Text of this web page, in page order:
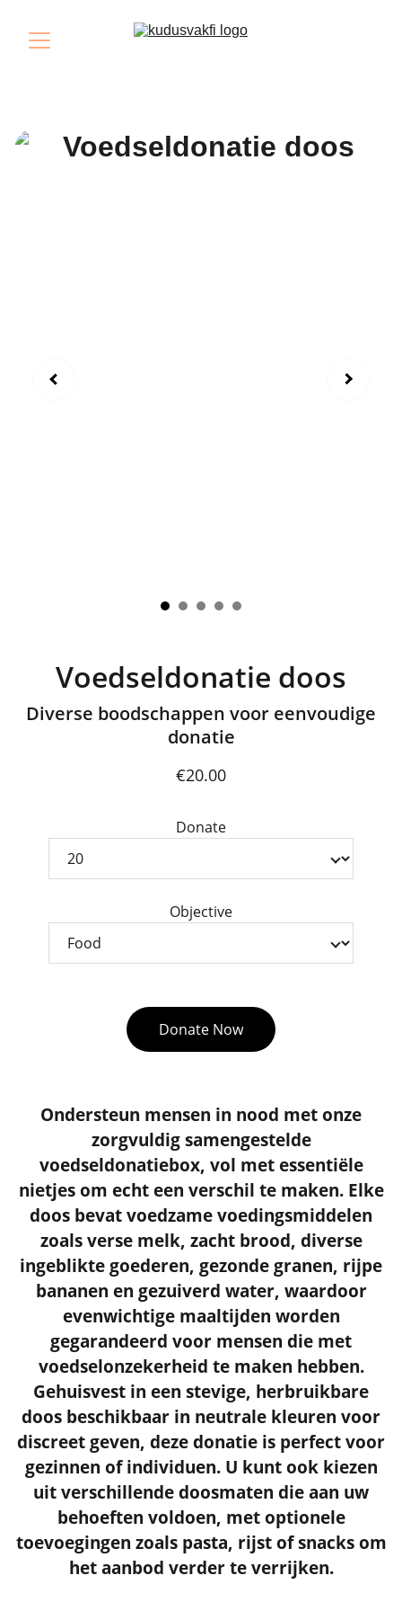
Voedseldonatie doos
Diverse boodschappen voor eenvoudige
donatie
€20.00
Donate
Objective
Donate Now
Ondersteun mensen in nood met onze
zorgvuldig samengestelde
voedseldonatiebox, vol met essentiële
nietjes om echt een verschil te maken. Elke
doos bevat voedzame voedingsmiddelen
zoals verse melk, zacht brood, diverse
ingeblikte goederen, gezonde granen, rijpe
bananen en gezuiverd water, waardoor
evenwichtige maaltijden worden
gegarandeerd voor mensen die met
voedselonzekerheid te maken hebben.
Gehuisvest in een stevige, herbruikbare
doos beschikbaar in neutrale kleuren voor
discreet geven, deze donatie is perfect voor
gezinnen of individuen. U kunt ook kiezen
uit verschillende doosmaten die aan uw
behoeften voldoen, met optionele
toevoegingen zoals pasta, rijst of snacks om
het aanbod verder te verrijken.